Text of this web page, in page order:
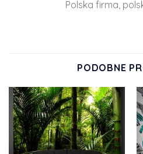
Polska firma,
PODOBNE